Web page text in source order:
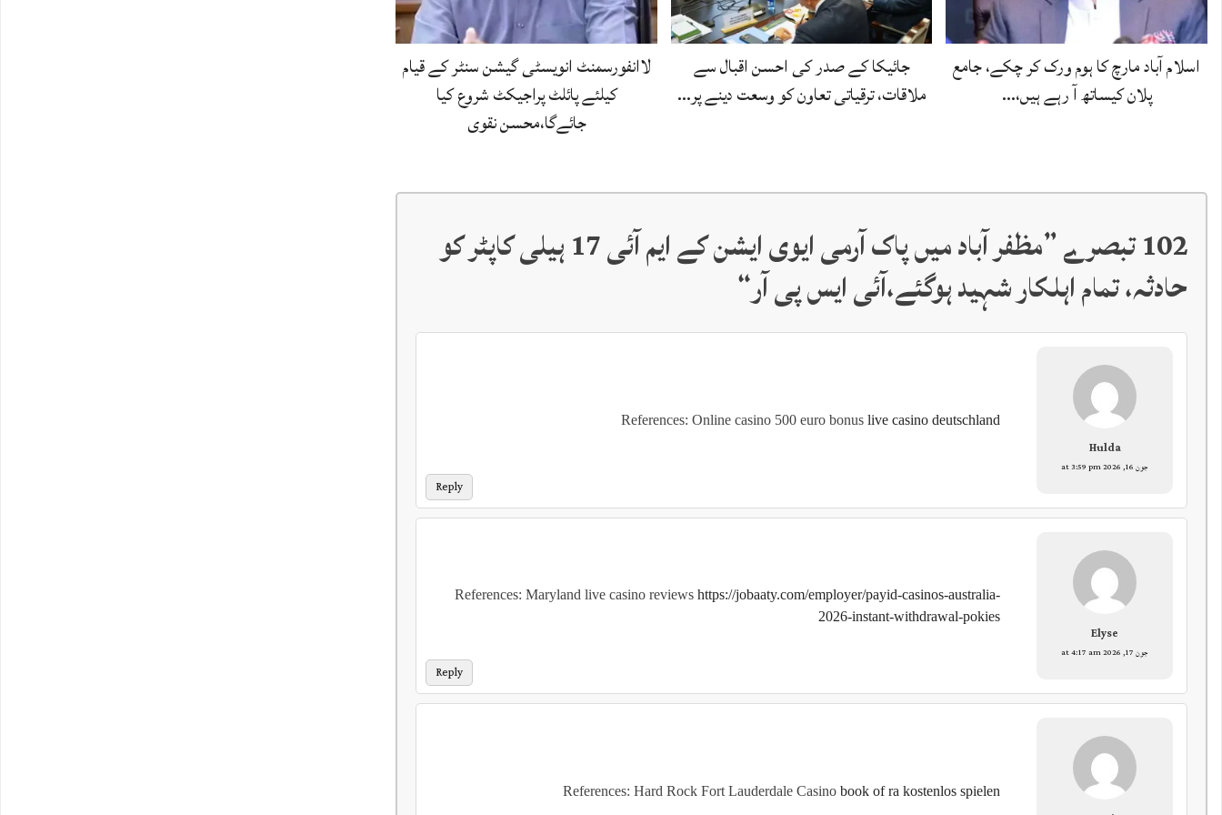
اسلام آباد مارچ کا ہوم ورک کر چکے، جامع
پلان کیساتھ آ رہے ہیں،…
جائیکا کے صدر کی احسن اقبال سے
ملاقات، ترقیاتی تعاون کو وسعت دینے پر…
لاانفورسمنٹ انویسٹی گیشن سنٹر کے قیام
کیلئے پائلٹ پراجیکٹ شروع کیا
جائےگا،محسن نقوی
102 تبصرے ” مظفر آباد میں پاک آرمی ایوی ایشن کے ایم آئی 17 ہیلی کاپٹر کو
حادثہ، تمام اہلکار شہید ہوگئے،آئی ایس پی آر“
Hulda
جون 16, 2026 at 3:59 pm
References: Online casino 500 euro bonus live casino deutschland
Reply
Elyse
جون 17, 2026 at 4:17 am
References: Maryland live casino reviews https://jobaaty.com/employer/payid-casinos-australia-
2026-instant-withdrawal-pokies
Reply
References: Hard Rock Fort Lauderdale Casino book of ra kostenlos spielen